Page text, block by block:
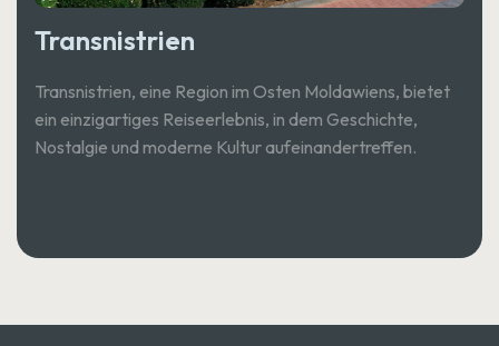
Transnistrien
Transnistrien, eine Region im Osten Moldawiens, bietet
ein einzigartiges Reiseerlebnis, in dem Geschichte,
Nostalgie und moderne Kultur aufeinandertreffen.